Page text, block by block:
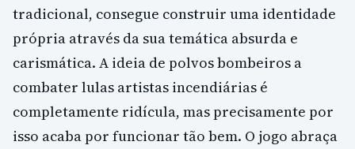
tradicional, consegue construir uma identidade
própria através da sua temática absurda e
carismática. A ideia de polvos bombeiros a
combater lulas artistas incendiárias é
completamente ridícula, mas precisamente por
isso acaba por funcionar tão bem. O jogo abraça